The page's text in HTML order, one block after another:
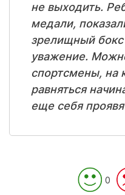
не выходить.
медали,
зрелищный
уважение.
спортсмены, на
равняться
еще себя
0